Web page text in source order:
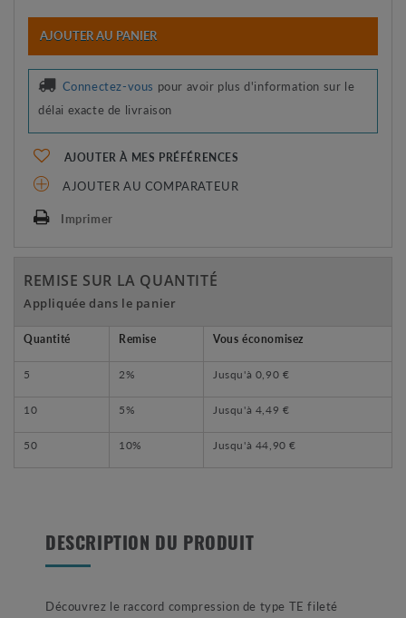
AJOUTER AU PANIER
Connectez-vous pour avoir plus d'information sur le
délai exacte de livraison
AJOUTER À MES PRÉFÉRENCES
AJOUTER AU COMPARATEUR
Imprimer
REMISE SUR LA QUANTITÉ
Appliquée dans le panier
Quantité Remise Vous économisez
5 2% Jusqu'à 0,90 €
10 5% Jusqu'à 4,49 €
50 10% Jusqu'à 44,90 €
DESCRIPTION DU PRODUIT
Découvrez le raccord compression de type TE fileté